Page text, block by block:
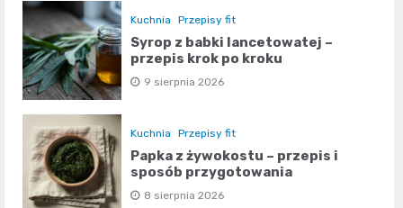
Kuchnia Przepisy fit
Syrop z babki lancetowatej –
przepis krok po kroku
9 sierpnia 2026
Kuchnia Przepisy fit
Papka z żywokostu – przepis i
sposób przygotowania
8 sierpnia 2026